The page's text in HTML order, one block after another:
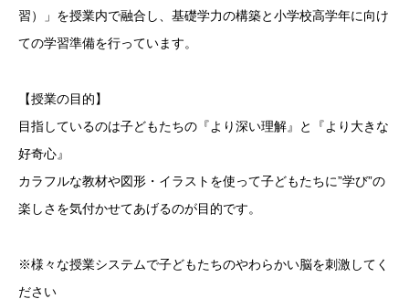
習）」を授業内で融合し、基礎学力の構築と小学校高学年に向け
ての学習準備を行っています。
【授業の目的】
目指しているのは子どもたちの『より深い理解』と『より大きな
好奇心』
カラフルな教材や図形・イラストを使って子どもたちに”学び”の
楽しさを気付かせてあげるのが目的です。
※様々な授業システムで子どもたちのやわらかい脳を刺激してく
ださい